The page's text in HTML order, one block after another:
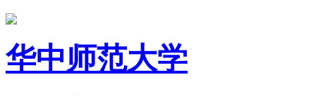
华中师范大学